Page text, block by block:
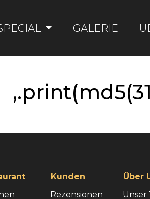
GALERIE
Kunden
Rezensionen
Über
Unser